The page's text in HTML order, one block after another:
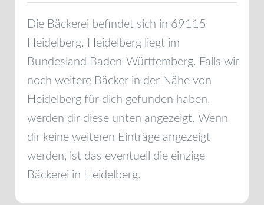
Die Bäckerei befindet sich in 69115
Heidelberg. Heidelberg liegt im
Bundesland Baden-Württemberg. Falls wir
noch weitere Bäcker in der Nähe von
Heidelberg für dich gefunden haben,
werden dir diese unten angezeigt. Wenn
dir keine weiteren Einträge angezeigt
werden, ist das eventuell die einzige
Bäckerei in Heidelberg.